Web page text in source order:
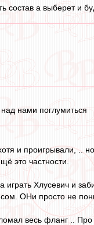
состав а выберет и
нами поглумиться
и проигрывали, ..
это частности.
Хлусевич и
ОНи просто не
весь фланг ..